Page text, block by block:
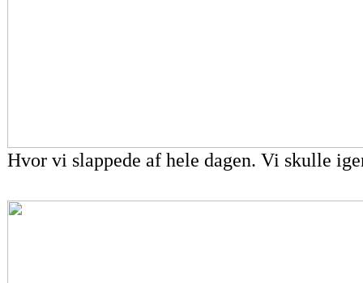
Hvor vi slappede af hele dagen. Vi skulle